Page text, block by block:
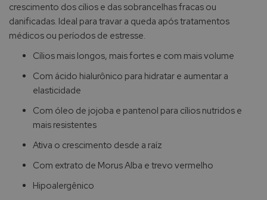
crescimento dos cílios e das sobrancelhas fracas ou
danificadas. Ideal para travar a queda após tratamentos
médicos ou períodos de estresse.
Cílios mais longos, mais fortes e com mais volume
Com ácido hialurônico para hidratar e aumentar a
elasticidade
Com óleo de jojoba e pantenol para cílios nutridos e
mais resistentes
Ativa o crescimento desde a raíz
Com extrato de Morus Alba e trevo vermelho
Hipoalergênico